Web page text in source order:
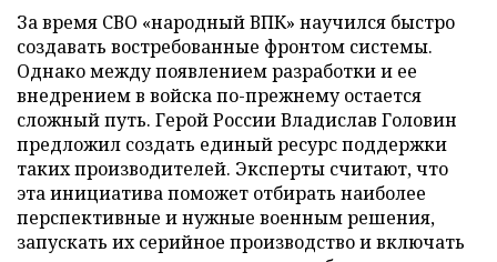
За время СВО «народный ВПК» научился быстро
создавать востребованные фронтом системы.
Однако между появлением разработки и ее
внедрением в войска по-прежнему остается
сложный путь. Герой России Владислав Головин
предложил создать единый ресурс поддержки
таких производителей. Эксперты считают, что
эта инициатива поможет отбирать наиболее
перспективные и нужные военным решения,
запускать их серийное производство и включать